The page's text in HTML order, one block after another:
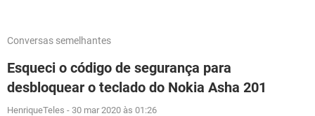
Conversas semelhantes
Esqueci o código de segurança para
desbloquear o teclado do Nokia Asha 201
HenriqueTeles - 30 mar 2020 às 01:26